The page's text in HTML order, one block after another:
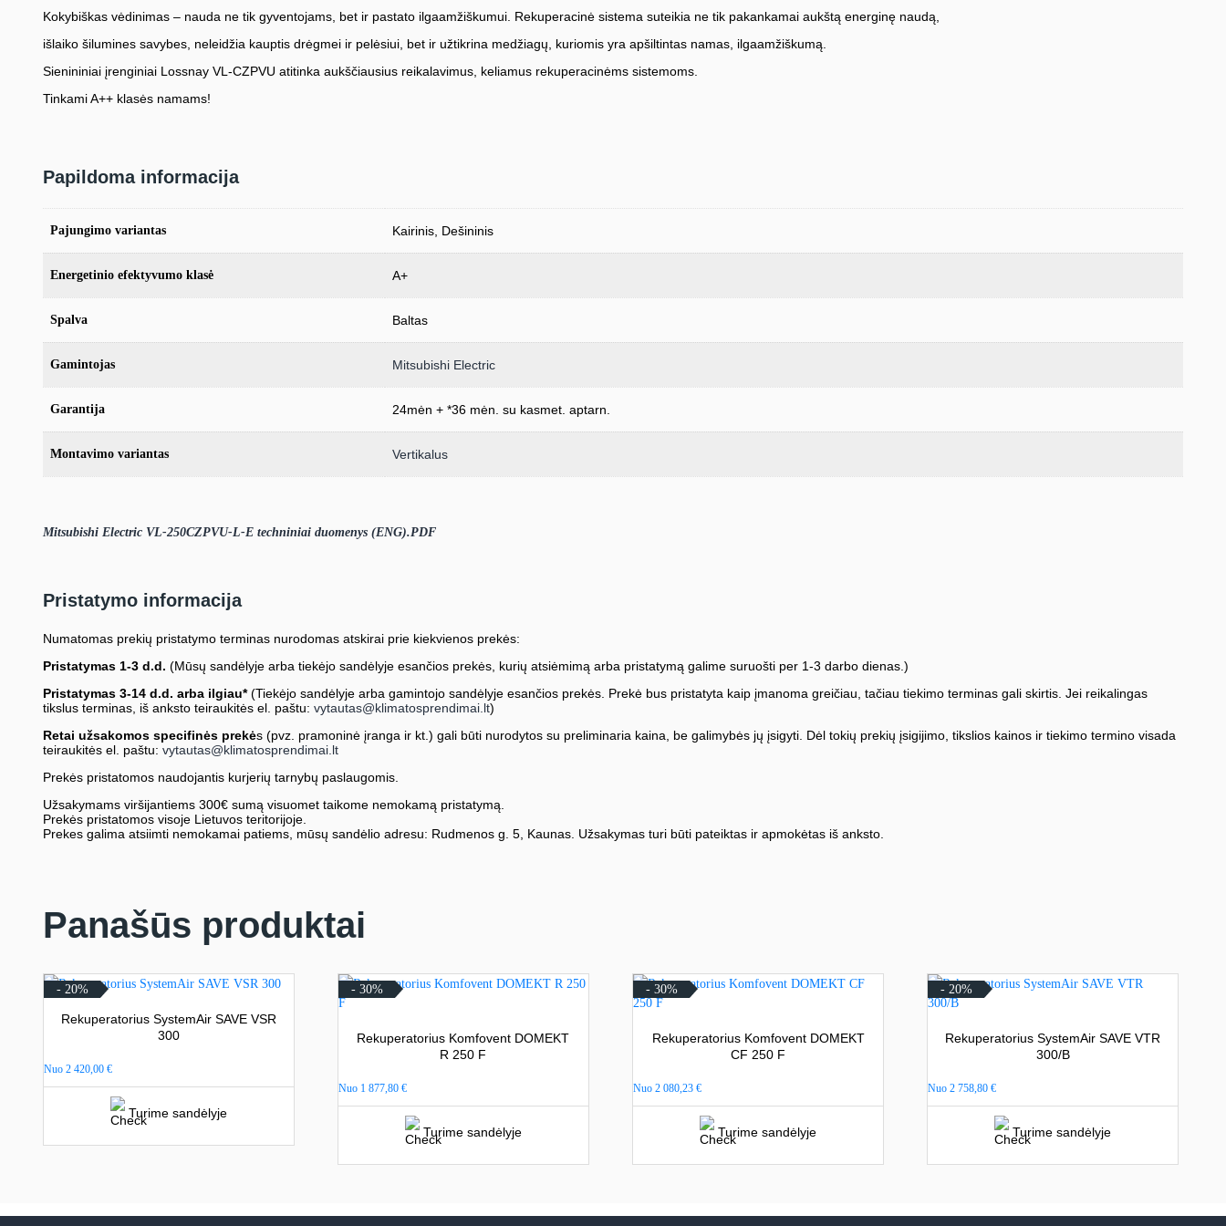
Kokybiškas vėdinimas – nauda ne tik gyventojams, bet ir pastato ilgaamžiškumui. Rekuperacinė sistema suteikia ne tik pakankamai aukštą energinę naudą,
išlaiko šilumines savybes, neleidžia kauptis drėgmei ir pelėsiui, bet ir užtikrina medžiagų, kuriomis yra apšiltintas namas, ilgaamžiškumą.
Sienininiai įrenginiai Lossnay VL-CZPVU atitinka aukščiausius reikalavimus, keliamus rekuperacinėms sistemoms.
Tinkami A++ klasės namams!
Papildoma informacija
Pajungimo variantas Kairinis, Dešininis
Energetinio efektyvumo klasė A+
Spalva Baltas
Gamintojas Mitsubishi Electric
Garantija 24mėn + *36 mėn. su kasmet. aptarn.
Montavimo variantas Vertikalus
Mitsubishi Electric VL-250CZPVU-L-E techniniai duomenys (ENG).PDF
Pristatymo informacija
Numatomas prekių pristatymo terminas nurodomas atskirai prie kiekvienos prekės:
Pristatymas 1-3 d.d. (Mūsų sandėlyje arba tiekėjo sandėlyje esančios prekės, kurių atsiėmimą arba pristatymą galime suruošti per 1-3 darbo dienas.)
Pristatymas 3-14 d.d. arba ilgiau*(Tiekėjo sandėlyje arba gamintojo sandėlyje esančios prekės. Prekė bus pristatyta kaip įmanoma greičiau, tačiau tiekimo terminas gali skirtis. Jei reikalingas
tikslus terminas, iš anksto teiraukitės el. paštu: vytautas@klimatosprendimai.lt)
Retai užsakomos specifinės prekės (pvz. pramoninė įranga ir kt.) gali būti nurodytos su preliminaria kaina, be galimybės jų įsigyti. Dėl tokių prekių įsigijimo, tikslios kainos ir tiekimo termino visada
teiraukitės el. paštu: vytautas@klimatosprendimai.lt
Prekės pristatomos naudojantis kurjerių tarnybų paslaugomis.
Užsakymams viršijantiems 300€ sumą visuomet taikome nemokamą pristatymą.
Prekės pristatomos visoje Lietuvos teritorijoje.
Prekes galima atsiimti nemokamai patiems, mūsų sandėlio adresu: Rudmenos g. 5, Kaunas. Užsakymas turi būti pateiktas ir apmokėtas iš anksto.
Panašūs produktai
- 20%
Rekuperatorius SystemAir SAVE VSR
300
Nuo 2 420,00 €
Turime sandėlyje
- 30%
Rekuperatorius Komfovent DOMEKT
R 250 F
Nuo 1 877,80€
Turime sandėlyje
- 30%
Rekuperatorius Komfovent DOMEKT
CF 250 F
Nuo2 080,23€
Turime sandėlyje
- 20%
Rekuperatorius SystemAir SAVE VTR
300/B
Nuo2 758,80€
Turime sandėlyje